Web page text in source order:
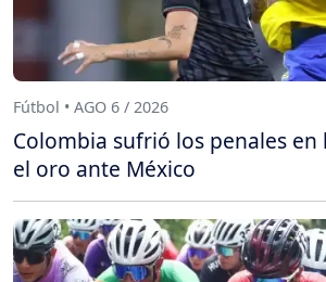
Fútbol • AGO 6 / 2026
Colombia sufrió los penales
el oro ante México